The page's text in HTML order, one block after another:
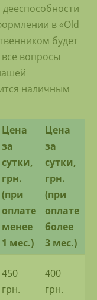
в «Old
будет
вопросы
наличным
Цена
за
сутки,
грн.
(при
оплате
менее
1 мес.)
Цена
за
сутки,
грн.
(при
оплате
более
3 мес.)
450
грн.
400
грн.